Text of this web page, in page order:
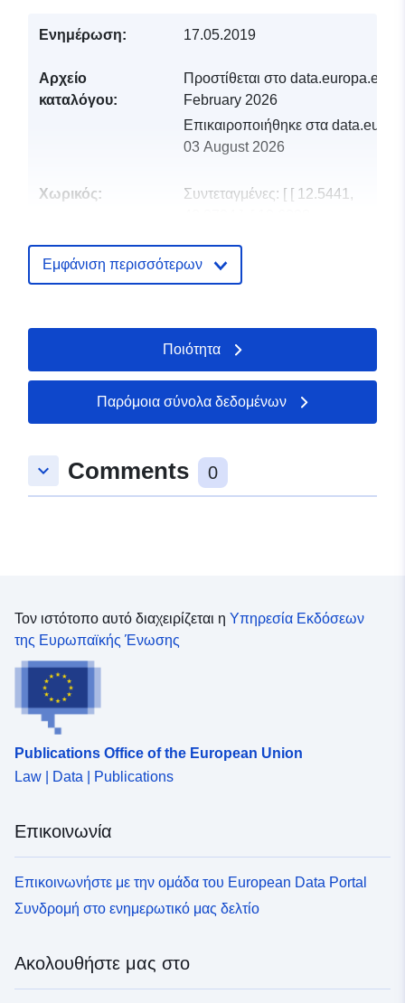
Ενημέρωση: 17.05.2019
Αρχείο
καταλόγου:
Προστίθεται στο data.europa.eu:
February 2026
Επικαιροποιήθηκε στα
03 August 2026
Χωρικός: Συντεταγμένες: [ [ 12.5441,
48.2379 ], [ 12.5441,
48.2379 ], [ 12.5441,
Τύπος: Polygon
Προέλευση:
Digitalisierung auf der
Grundlage des
Αναγνωριστικά:
/99b2dd14-b234-481b-8acf-
5da4ebe94989
Εμφάνιση περισσότερων
Ποιότητα
Παρόμοια σύνολα δεδομένων
keyboard_arrow_down Comments 0
Τον ιστότοπο αυτό διαχειρίζεται η Υπηρεσία Εκδόσεων
της Ευρωπαϊκής Ένωσης
Publications Office of the European Union
Law | Data | Publications
Επικοινωνία
Επικοινωνήστε με την ομάδα του European Data Portal
Συνδρομή στο ενημερωτικό μας δελτίο
Ακολουθήστε μας στο